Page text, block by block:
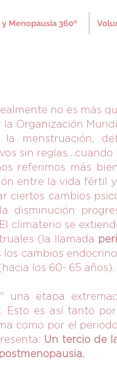
Menopausia 360º
no es más
Organización
la menstruación,
sin
referimos más
entre la vida fértil
ciertos cambios
disminución
climaterio se
(la llamada
cambios
los 60- 65 años).
una etapa
Esto es así tanto
como por el
Un tercio de